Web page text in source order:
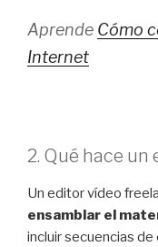
Aprende Cómo
Internet
2. Qué hace
Un editor vídeo
ensamblar el
incluir secuencias